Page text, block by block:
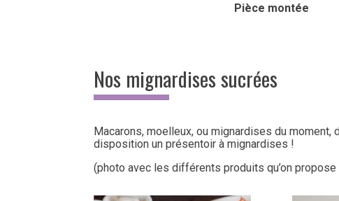
Pièce montée
Nos mignardises sucrées
Macarons, moelleux, ou mignardises du
disposition un présentoir à mignardises !
(photo avec les différents produits qu’on